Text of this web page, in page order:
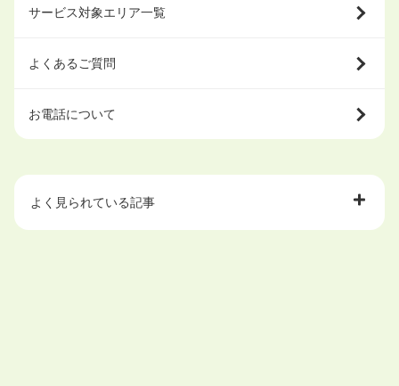
サービス対象エリア一覧
よくあるご質問
お電話について
よく見られている記事